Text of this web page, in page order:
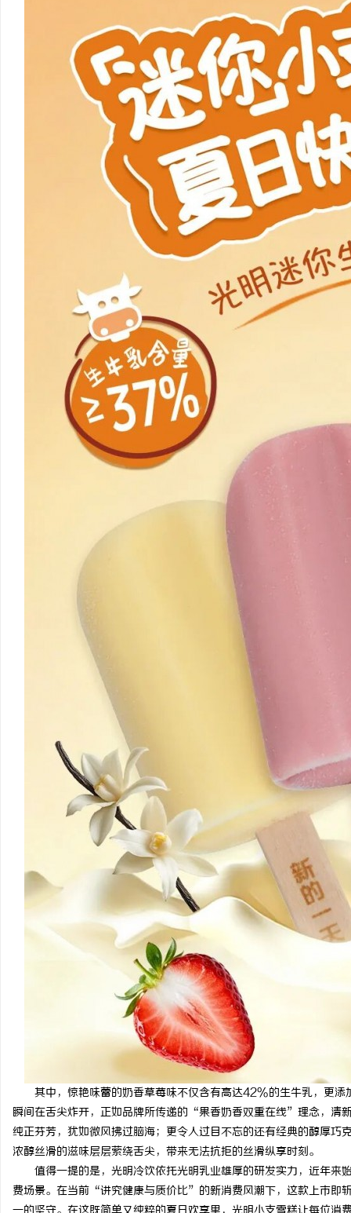
其中，惊艳味蕾的奶香草莓味不仅含有高达42%的生牛乳，更
瞬间在舌尖炸开，正如品牌所传递的“果香奶香双重在线”理念，清
纯正芬芳，犹如微风拂过脑海；更令人过目不忘的还有经典的醇厚
浓醇丝滑的滋味层层萦绕舌尖，带来无法抗拒的丝滑纵享时刻。
值得一提的是，光明冷饮依托光明乳业雄厚的研发实力，近年
费场景。在当前“讲究健康与质价比”的新消费风潮下，这款上市即
揭秘！专业充电桩项目软件开发
哪些行业秘诀？